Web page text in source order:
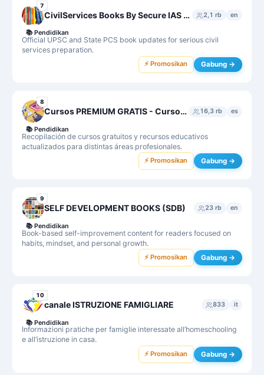
7
CivilServices Books By Secure IAS UPSC Books SecureIAS 2,1 rb en
Official UPSC and State PCS book updates for serious civil
services preparation.
📚 Pendidikan
⚡ Promosikan Gabung →
8
Cursos PREMIUM GRATIS - Cursos en MEGA 2025 16,3 rb es
Recopilación de cursos gratuitos y recursos educativos
actualizados para distintas áreas profesionales.
📚 Pendidikan
⚡ Promosikan Gabung →
9
SELF DEVELOPMENT BOOKS (SDB) 23 rb en
Book-based self-improvement content for readers focused on
habits, mindset, and personal growth.
📚 Pendidikan
⚡ Promosikan Gabung →
10
canale ISTRUZIONE FAMIGLIARE 833 it
Informazioni pratiche per famiglie interessate all’homeschooling
e all’istruzione in casa.
📚 Pendidikan
⚡ Promosikan Gabung →